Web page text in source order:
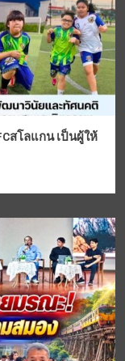
สโลแกน เป็นผู้ให้